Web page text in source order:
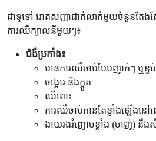
ជាទូទៅ រោគសញ្ញាជាក់លាក់មួយចំនួនតែងត
ការឈឺក្បាលនីមួយៗ៖
ជំងឺប្រកាំង៖
មានការឈឺចាប់បែបញាក់ៗ ឬខ្ទ
ចង្អោរ និងក្អួត
ឈឺពោះ
ការឈឺចាប់កាន់តែខ្លាំងឡើងនៅ
ងាយរងរំញោចខ្លាំង (ចាញ់) នឹង